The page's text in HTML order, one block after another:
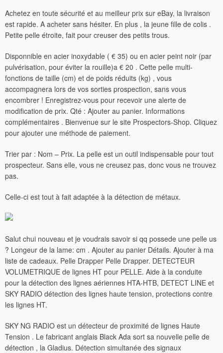
Achetez en toute sécurité et au meilleur prix sur eBay, la livraison
est rapide. A acheter sans hésiter. En plus , la jeune fille de colis .
Petite pelle étroite, fait pour creuser des petits trous.
Disponnible en acier inoxydable ( € 35) ou en acier peint noir (par
pulvérisation, pour éviter la rouille)a € 20 . Cette pelle multi-
fonctions de taille (cm) et de poids réduits (kg) , vous
accompagnera lors de vos sorties prospection, sans vous
encombrer ! Enregistrez-vous pour recevoir une alerte de
modification de prix. Qté : Ajouter au panier. Informations
complémentaires . Bienvenue sur le site Prospectors-Shop. Cliquez
pour ajouter une méthode de paiement.
Trier par : Nom – Prix. La pelle est un outil indispensable pour tout
prospecteur. Sans elle, vous ne creusez pas, donc vous ne trouvez
pas.
Celle-ci est tout à fait adaptée à la détection de métaux.
Salut chui nouveau et je voudrais savoir si qq possede une pelle us
? Longeur de la lame: cm . Ajouter au panier Détails. Ajouter à ma
liste de cadeaux. Pelle Drapper Pelle Drapper. DETECTEUR
VOLUMETRIQUE de lignes HT pour PELLE. Aide à la conduite
pour la détection des lignes aériennes HTA-HTB, DETECT LINE et
SKY RADIO détection des lignes haute tension, protections contre
les lignes HT.
SKY NG RADIO est un détecteur de proximité de lignes Haute
Tension . Le fabricant anglais Black Ada sort sa nouvelle pelle de
détection , la Gladius. Détection simultanée des signaux